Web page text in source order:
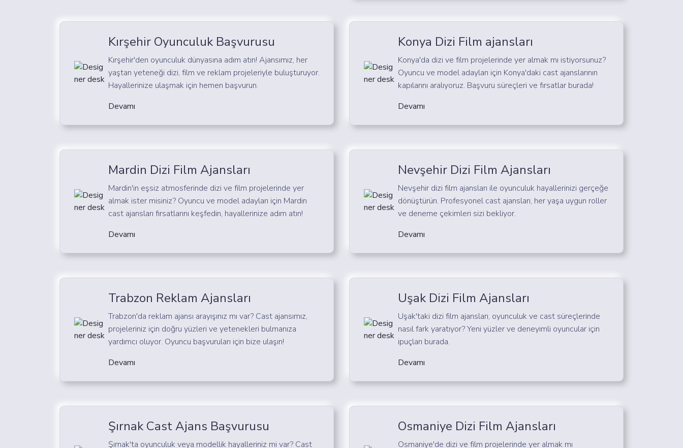
Kırşehir Oyunculuk Başvurusu
Kırşehir'den oyunculuk dünyasına adım atın! Ajansımız, her
yaştan yeteneği dizi, film ve reklam projeleriyle buluşturuyor.
Hayallerinize ulaşmak için hemen başvurun.
Devamı
Konya Dizi Film ajansları
Konya'da dizi ve film projelerinde yer almak mı istiyorsunuz?
Oyuncu ve model adayları için Konya'daki cast ajanslarının
kapılarını aralıyoruz. Başvuru süreçleri ve fırsatlar burada!
Devamı
Mardin Dizi Film Ajansları
Mardin'in eşsiz atmosferinde dizi ve film projelerinde yer
almak ister misiniz? Oyuncu ve model adayları için Mardin
cast ajansları fırsatlarını keşfedin, hayallerinize adım atın!
Devamı
Nevşehir Dizi Film Ajansları
Nevşehir dizi film ajansları ile oyunculuk hayallerinizi gerçeğe
dönüştürün. Profesyonel cast ajansları, her yaşa uygun roller
ve deneme çekimleri sizi bekliyor.
Devamı
Trabzon Reklam Ajansları
Trabzon'da reklam ajansı arayışınız mı var? Cast ajansımız,
projeleriniz için doğru yüzleri ve yetenekleri bulmanıza
yardımcı oluyor. Oyuncu başvuruları için bize ulaşın!
Devamı
Uşak Dizi Film Ajansları
Uşak'taki dizi film ajansları, oyunculuk ve cast süreçlerinde
nasıl fark yaratıyor? Yeni yüzler ve deneyimli oyuncular için
ipuçları burada.
Devamı
Şırnak Cast Ajans Başvurusu
Şırnak'ta oyunculuk veya modellik hayalleriniz mi var? Cast
Osmaniye Dizi Film Ajansları
Osmaniye'de dizi ve film projelerinde yer almak mı